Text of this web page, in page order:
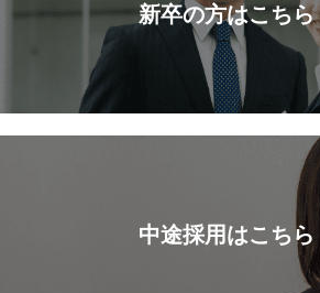
新卒の方はこちら
中途採用はこちら